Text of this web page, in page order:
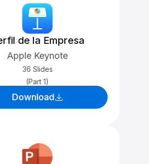
de la Empresa
Apple Keynote
36 Slides
(Part 1)
Download